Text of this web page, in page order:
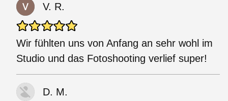
V. R.
Wir fühlten uns von Anfang an sehr wohl im
Studio und das Fotoshooting verlief super!
D. M.